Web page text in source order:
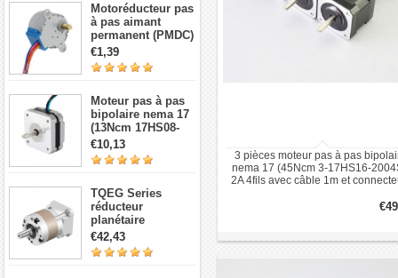
Motoréducteur pas
à pas aimant
permanent (PMDC)
5V 28BYJ-48,
réduction 64:1, 4
phases 5 fils 5 V
€1,39
Moteur pas à pas
bipolaire nema 17
(13Ncm 17HS08-
1004S 1,8 degré 1A
3,5V 4 fils)
€10,13
TQEG Series
réducteur
planétaire
TQEG17-G5 5:1
contrecoup 15arc-
min pour moteur
€42,43
3 pièces moteur pas à pas
nema 17 (45Ncm 3-17HS16-
2A 4fils avec câble 1m et